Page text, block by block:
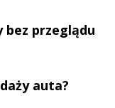
bez przeglądu
auta?